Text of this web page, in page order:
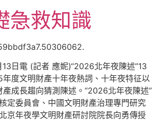
急救知識
13日電 (記者 應妮)“2026北年夜陳述”13
度文明財產十年夜熱詞、十年夜特征以
成長趨向猜測陳述。“2026北年夜陳述”
定委員會、中國文明財產治理專門研究
京年夜學文明財產研討院院長向勇傳授